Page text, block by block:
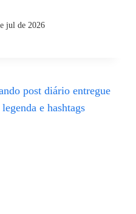
jul de 2026